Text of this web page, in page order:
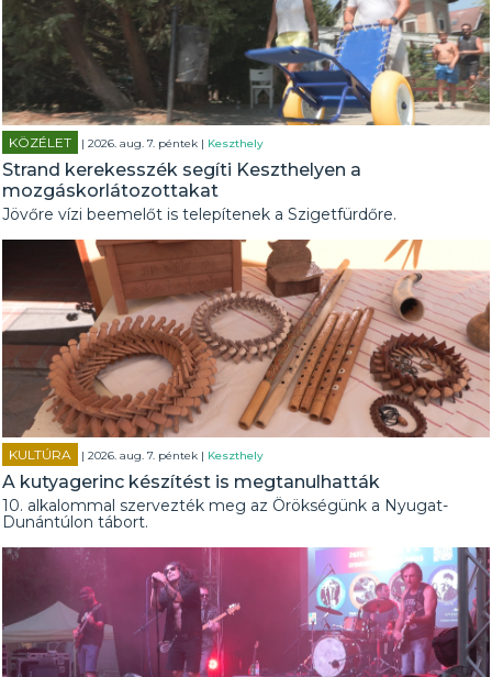
KÖZÉLET | 2026. aug. 7. péntek | Keszthely
Strand kerekesszék segíti Keszthelyen a
mozgáskorlátozottakat
Jövőre vízi beemelőt is telepítenek a Szigetfürdőre.
KULTÚRA | 2026. aug. 7. péntek | Keszthely
A kutyagerinc készítést is megtanulhatták
10. alkalommal szervezték meg az Örökségünk a Nyugat-
Dunántúlon tábort.